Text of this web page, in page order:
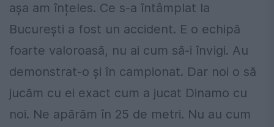
așa am înțeles. Ce s-a întâmplat la
București a fost un accident. E o echipă
foarte valoroasă, nu ai cum să-i învigi. Au
demonstrat-o și în campionat. Dar noi o să
jucăm cu ei exact cum a jucat Dinamo cu
noi. Ne apărăm în 25 de metri. Nu au cum